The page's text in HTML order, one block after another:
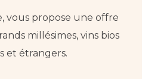
vous propose une offre
millésimes, vins bios
et étrangers.